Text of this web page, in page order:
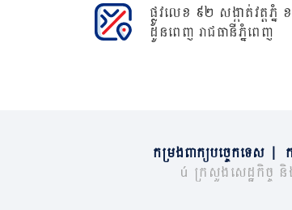
ផ្លូវលេខ ៩២ សង្កាត់វត្តភ្នំ
ដូនពេញ រាជធានីភ្នំពេញ
កម្រងពាក្យបច្ចេកទេស
© ក្រសួងសេដ្ឋកិច្ច និ